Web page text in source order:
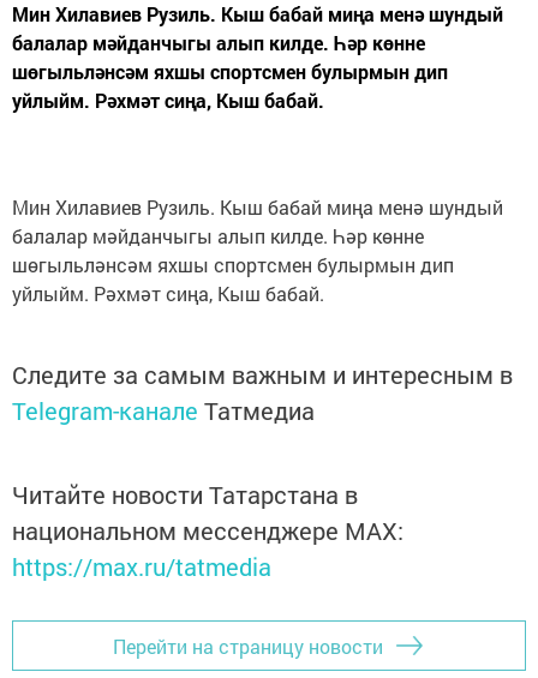
Мин Хилавиев Рузиль. Кыш бабай миңа менә шундый
балалар мәйданчыгы алып килде. Һәр көнне
шөгыльләнсәм яхшы спортсмен булырмын дип
уйлыйм. Рәхмәт сиңа, Кыш бабай.
Мин Хилавиев Рузиль. Кыш бабай миңа менә шундый
балалар мәйданчыгы алып килде. Һәр көнне
шөгыльләнсәм яхшы спортсмен булырмын дип
уйлыйм. Рәхмәт сиңа, Кыш бабай.
Следите за самым важным и интересным в
Telegram-канале Татмедиа
Читайте новости Татарстана в
национальном мессенджере MАХ:
https://max.ru/tatmedia
Перейти на страницу новости